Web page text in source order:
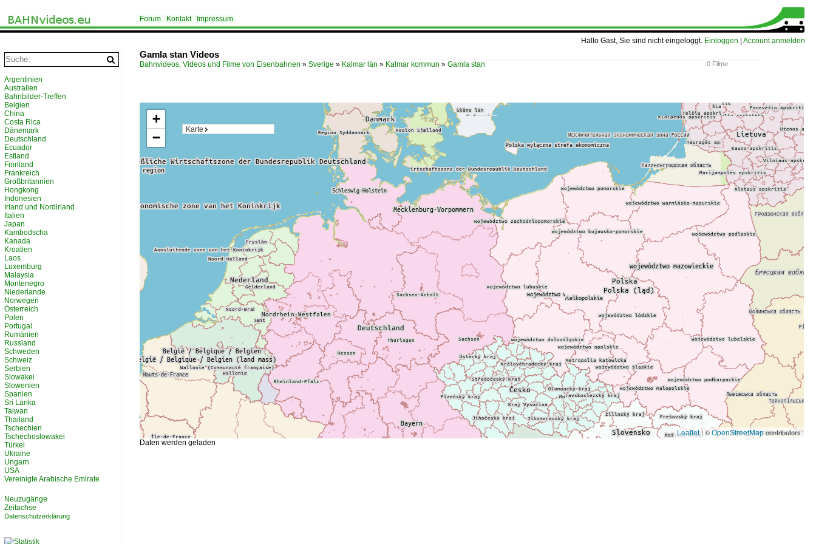
Hallo Gast, Sie sind nicht eingeloggt. Einloggen Account anmelden
Forum Kontakt Impressum
Gamla stan Videos
0 Filme
Bahnvideos, Videos und Filme von Eisenbahnen » Sverige » Kalmar län » Kalmar kommun » Gamla stan
Karte
+
−
Leaflet| ©OpenStreetMapcontributors
Daten werden geladen
Argentinien
Australien
Bahnbilder-Treffen
Belgien
China
Costa Rica
Dänemark
Deutschland
Ecuador
Estland
Finnland
Frankreich
Großbritannien
Hongkong
Indonesien
Irland und Nordirland
Italien
Japan
Kambodscha
Kanada
Kroatien
Laos
Luxemburg
Malaysia
Montenegro
Niederlande
Norwegen
Österreich
Polen
Portugal
Rumänien
Russland
Schweden
Schweiz
Serbien
Slowakei
Slowenien
Spanien
Sri Lanka
Taiwan
Thailand
Tschechien
Tschechoslowakei
Türkei
Ukraine
Ungarn
USA
Vereinigte Arabische Emirate
Neuzugänge
Zeitachse
Datenschutzerklärung